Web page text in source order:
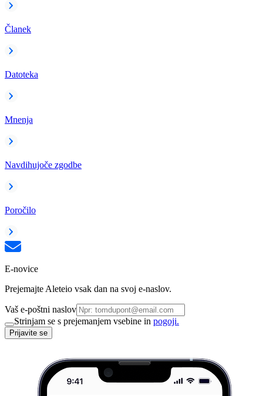
Članek
Datoteka
Mnenja
Navdihujoče zgodbe
Poročilo
E-novice
Prejemajte Aleteio vsak dan na svoj e-naslov.
Vaš e-poštni naslov
Strinjam se s prejemanjem vsebine in pogoji.
Prijavite se